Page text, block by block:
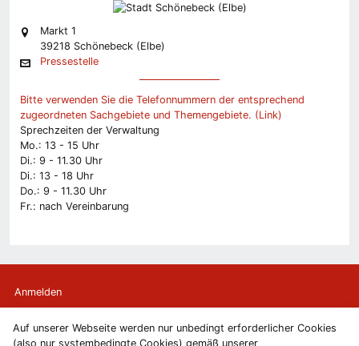
Auf unserer Webseite werden nur unbedingt erforderlicher Cookies
(also nur systembedingte Cookies) gemäß unserer
Markt 1
39218 Schönebeck (Elbe)
Pressestelle
Bitte verwenden Sie die Telefonnummern der entsprechend
zugeordneten Sachgebiete und Themengebiete. (Link)
Sprechzeiten der Verwaltung
Mo.: 13 - 15 Uhr
Di.: 9 - 11.30 Uhr
Di.: 13 - 18 Uhr
Do.: 9 - 11.30 Uhr
Fr.: nach Vereinbarung
Anmelden
Kontakt